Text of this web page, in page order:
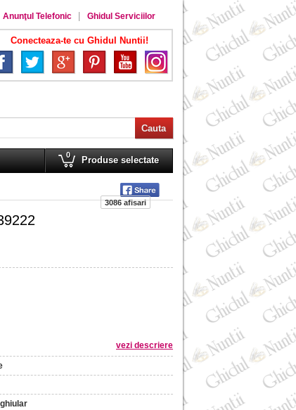
Anunţul Telefonic Ghidul Serviciilor
Conecteaza-te cu Ghidul Nuntii!
0 Produse selectate
3086 afisari
vezi descriere